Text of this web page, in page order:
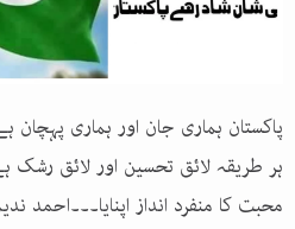
پاکستان ہماری جان اور ہماری
ہر طریقہ لائق تحسین اور لائق رشک
محبت کا منفرد انداز اپنایا۔۔۔احمد